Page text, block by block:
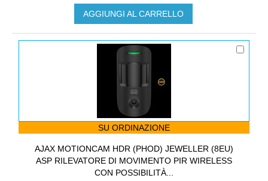
AGGIUNGI AL CARRELLO
SU ORDINAZIONE
AJAX MOTIONCAM HDR (PHOD) JEWELLER (8EU)
ASP RILEVATORE DI MOVIMENTO PIR WIRELESS
CON POSSIBILITÀ...